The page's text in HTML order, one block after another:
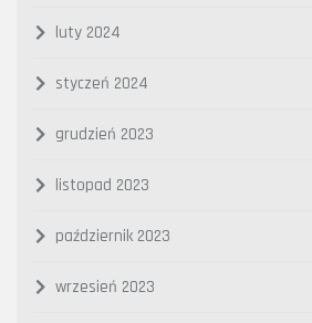
luty 2024
styczeń 2024
grudzień 2023
listopad 2023
październik 2023
wrzesień 2023